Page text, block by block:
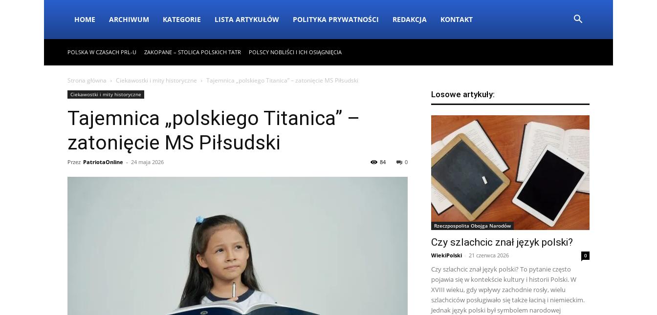
HOME ARCHIWUM KATEGORIE LISTA ARTYKUŁÓW POLITYKA PRYWATNOŚCI REDAKCJA KONTAKT
POLSKA W CZASACH PRL-U ZAKOPANE – STOLICA POLSKICH TATR POLSCY NOBLIŚCI I ICH OSIĄGNIĘCIA
Strona główna Ciekawostki i mity historyczne Tajemnica „polskiego Titanica” – zatonięcie MS Piłsudski
Ciekawostki i mity historyczne
Tajemnica „polskiego Titanica” –
zatonięcie MS Piłsudski
Przez PatriotaOnline - 24 maja 2026 0
84
Losowe artykuły:
Rzeczpospolita Obojga Narodów
Czy szlachcic znał język polski?
WiekiPolski - 21 czerwca 2026 0
Czy szlachcic znał język polski? To pytanie często
pojawia się w kontekście kultury i historii Polski. W
XVIII wieku, gdy wpływy zachodnie rosły, wielu
szlachciców posługiwało się także łaciną i niemieckim.
Jednak język polski był symbolem narodowej